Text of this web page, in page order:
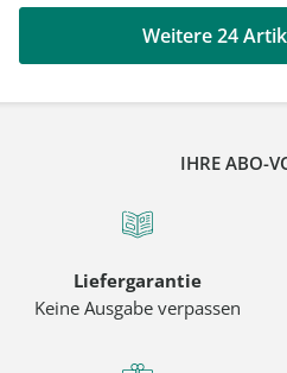
Weitere 24
IHRE ABO-
Liefergarantie
Keine Ausgabe verpassen